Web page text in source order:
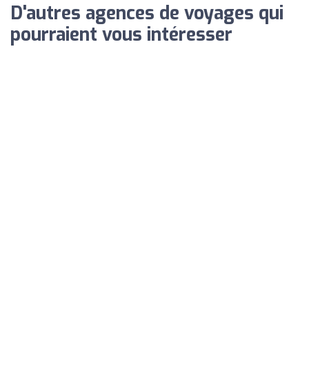
D'autres agences de voyages qui
pourraient vous intéresser